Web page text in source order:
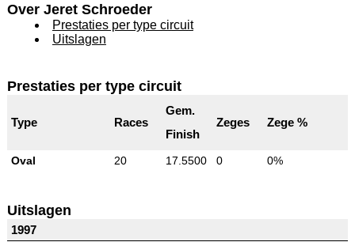
Over Jeret Schroeder
Prestaties per type circuit
Uitslagen
Prestaties per type circuit
Type Races
Gem.
Finish
Zeges Zege %
Oval 20 17.5500 0 0%
Uitslagen
1997